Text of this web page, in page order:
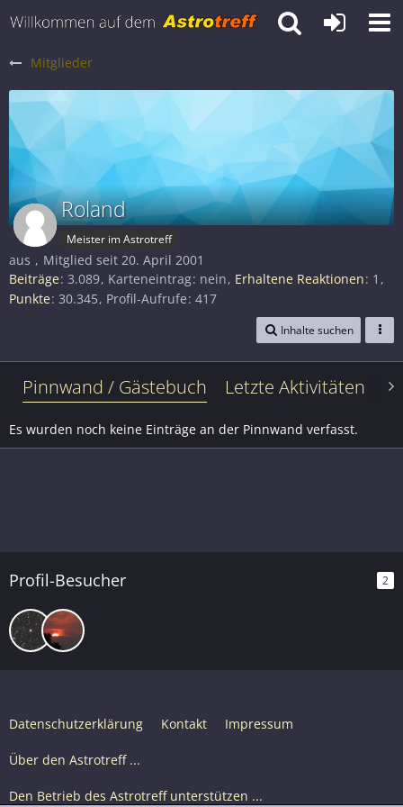
Mitglieder
Roland
Meister im Astrotreff
aus
Mitglied seit 20. April 2001
Beiträge 3.089 Karteneintrag nein Erhaltene Reaktionen 1
Punkte 30.345 Profil-Aufrufe 417
Inhalte suchen
Pinnwand / Gästebuch Letzte Aktivitäten
Es wurden noch keine Einträge an der Pinnwand verfasst.
Profil-Besucher 2
Datenschutzerklärung Kontakt Impressum
Über den Astrotreff ...
Den Betrieb des Astrotreff unterstützen ...